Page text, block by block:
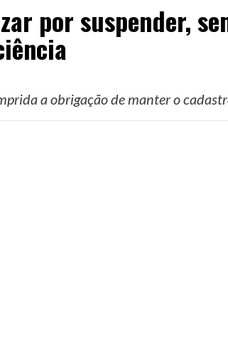
por suspender,
a obrigação de manter o